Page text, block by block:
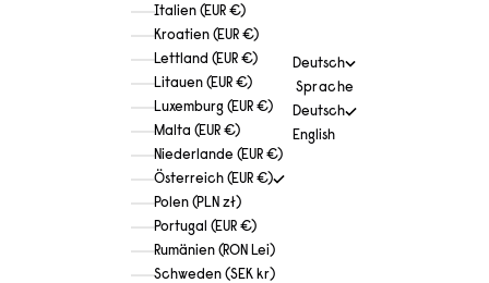
Italien (EUR €)
Kroatien (EUR €)
Lettland (EUR €)
Litauen (EUR €)
Luxemburg (EUR €)
Malta (EUR €)
Niederlande (EUR €)
Österreich (EUR €)
Polen (PLN zł)
Portugal (EUR €)
Rumänien (RON Lei)
Schweden (SEK kr)
Deutsch
Sprache
Deutsch
English